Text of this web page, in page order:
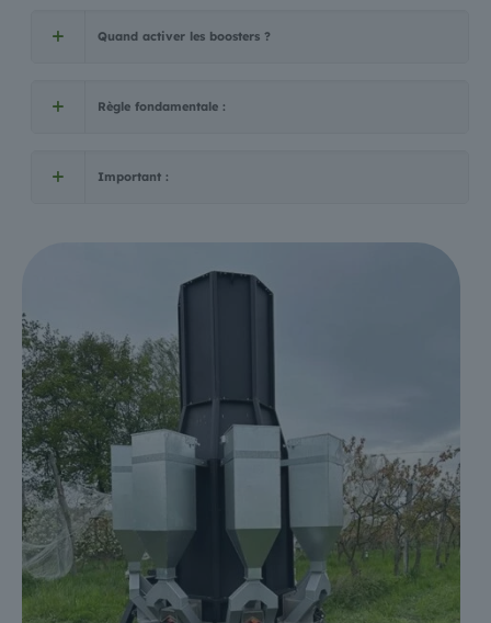
Quand activer les boosters ?
Règle fondamentale :
Important :